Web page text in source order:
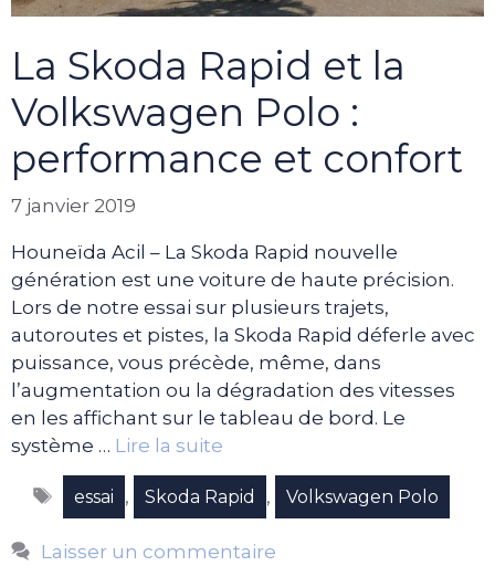
La Skoda Rapid et la
Volkswagen Polo :
performance et confort
7 janvier 2019
Houneïda Acil – La Skoda Rapid nouvelle
génération est une voiture de haute précision.
Lors de notre essai sur plusieurs trajets,
autoroutes et pistes, la Skoda Rapid déferle avec
puissance, vous précède, même, dans
l’augmentation ou la dégradation des vitesses
en les affichant sur le tableau de bord. Le
système … Lire la suite
Étiquettes
essai , Skoda Rapid , Volkswagen Polo
Laisser un commentaire